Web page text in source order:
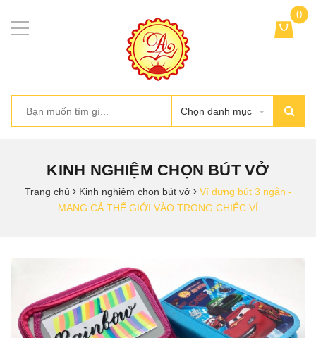
Chọn danh mục
0
KINH NGHIỆM CHỌN BÚT VỞ
Trang chủ Kinh nghiệm chọn bút vở
Ví đựng bút 3 ngắn -
MANG CẢ THẾ GIỚI VÀO TRONG CHIẾC VÍ